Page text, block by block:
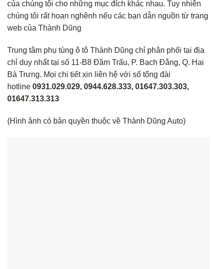
của chúng tôi cho những mục đích khác nhau. Tuy nhiên
chúng tôi rất hoan nghênh nếu các bạn dẫn nguồn từ trang
web của Thành Dũng
Trung tâm phụ tùng ô tô Thành Dũng chỉ phân phối tại địa
chỉ duy nhất tại số 11-B8 Đầm Trấu, P. Bạch Đằng, Q. Hai
Bà Trưng. Mọi chi tiết xin liên hệ với số tổng đài
hotline 0931.029.029, 0944.628.333, 01647.303.303,
01647.313.313
(Hình ảnh có bản quyền thuộc về Thành Dũng Auto)